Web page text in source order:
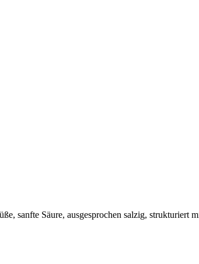
sanfte Säure, ausgesprochen salzig, strukturiert